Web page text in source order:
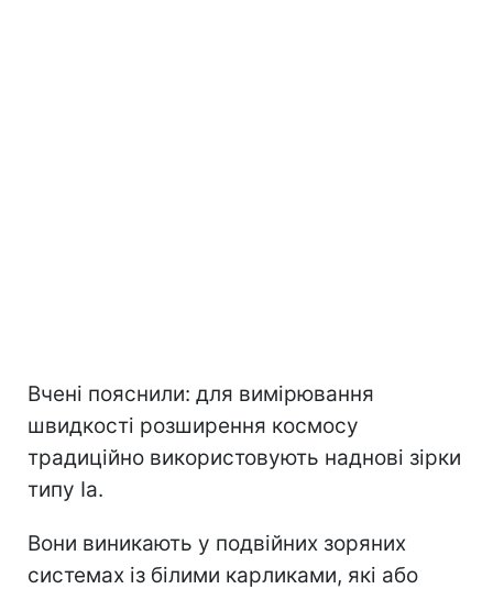
Вчені пояснили: для вимірювання
швидкості розширення космосу
традиційно використовують наднові зірки
типу Ia.
Вони виникають у подвійних зоряних
системах із білими карликами, які або